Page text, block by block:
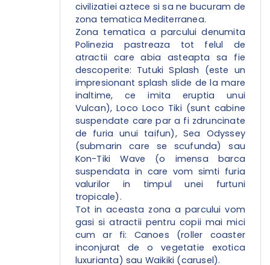
civilizatiei aztece si sa ne bucuram de
zona tematica Mediterranea.
Zona tematica a parcului denumita
Polinezia pastreaza tot felul de
atractii care abia asteapta sa fie
descoperite: Tutuki Splash (este un
impresionant splash slide de la mare
inaltime, ce imita eruptia unui
Vulcan), Loco Loco Tiki (sunt cabine
suspendate care par a fi zdruncinate
de furia unui taifun), Sea Odyssey
(submarin care se scufunda) sau
Kon-Tiki Wave (o imensa barca
suspendata in care vom simti furia
valurilor in timpul unei furtuni
tropicale).
Tot in aceasta zona a parcului vom
gasi si atractii pentru copii mai mici
cum ar fi: Canoes (roller coaster
inconjurat de o vegetatie exotica
luxurianta) sau Waikiki (carusel).